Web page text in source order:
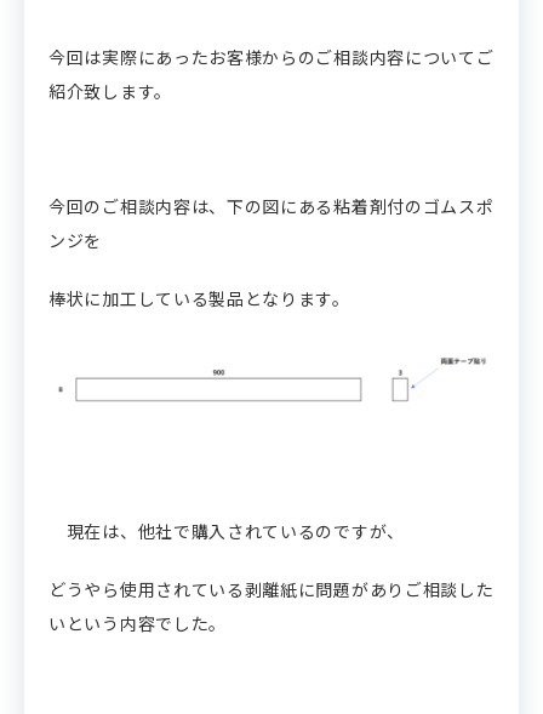
今回は実際にあったお客様からのご相談内容についてご
紹介致します。
今回のご相談内容は、下の図にある粘着剤付のゴムスポ
ンジを
棒状に加工している製品となります。
現在は、他社で購入されているのですが、
どうやら使用されている剥離紙に問題がありご相談した
いという内容でした。